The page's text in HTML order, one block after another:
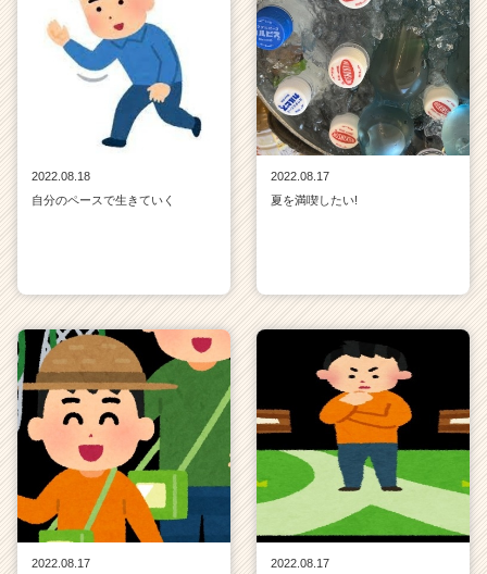
2022.08.18
自分のペースで生きていく
2022.08.17
夏を満喫したい!
2022.08.17
2022.08.17